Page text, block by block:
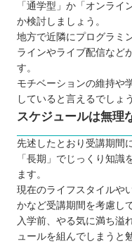
「通学型」か「オンラ
か検討しましょう。
地方で近隣にプログラミ
ラインやライブ配信など
す。
モチベーションの維持や
していると言えるでしょう
スケジュールは無理
先述したとおり受講期間
「長期」でじっくり知
ます。
現在のライフスタイルや
かなど受講期間を考慮し
入学前、やる気に満ち溢
ュールを組んでしまうと